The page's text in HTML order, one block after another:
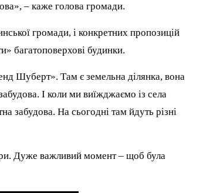
– каже голова громади.
громади, і конкретних пропозицій
багатоповерхові будинки.
Шуберт». Там є земельна ділянка, вона
І коли ми виїжджаємо із села
забудова. На сьогодні там йдуть різні
Дуже важливий момент – щоб була